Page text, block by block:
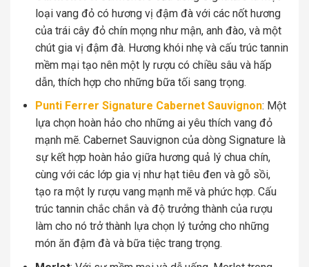
loại vang đỏ có hương vị đậm đà với các nốt hương
của trái cây đỏ chín mọng như mận, anh đào, và một
chút gia vị đậm đà. Hương khói nhẹ và cấu trúc tannin
mềm mại tạo nên một ly rượu có chiều sâu và hấp
dẫn, thích hợp cho những bữa tối sang trọng.
Punti Ferrer Signature Cabernet Sauvignon: Một
lựa chọn hoàn hảo cho những ai yêu thích vang đỏ
mạnh mẽ. Cabernet Sauvignon của dòng Signature là
sự kết hợp hoàn hảo giữa hương quả lý chua chín,
cùng với các lớp gia vị như hạt tiêu đen và gỗ sồi,
tạo ra một ly rượu vang mạnh mẽ và phức hợp. Cấu
trúc tannin chắc chắn và độ trưởng thành của rượu
làm cho nó trở thành lựa chọn lý tưởng cho những
món ăn đậm đà và bữa tiệc trang trọng.